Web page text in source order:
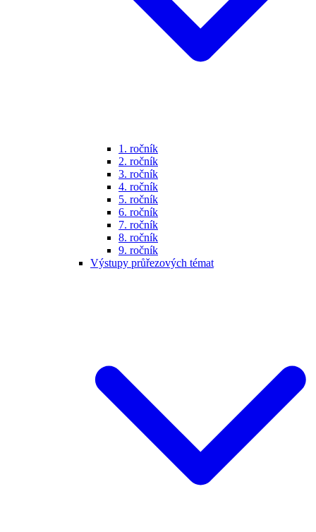
1. ročník
2. ročník
3. ročník
4. ročník
5. ročník
6. ročník
7. ročník
8. ročník
9. ročník
Výstupy průřezových témat